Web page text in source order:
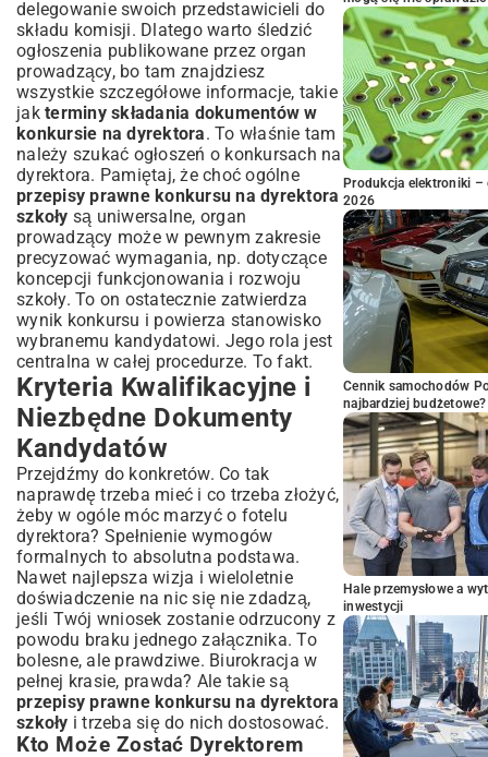
delegowanie swoich przedstawicieli do
składu komisji. Dlatego warto śledzić
ogłoszenia publikowane przez organ
prowadzący, bo tam znajdziesz
wszystkie szczegółowe informacje, takie
jak terminy składania dokumentów w
konkursie na dyrektora. To właśnie tam
należy szukać ogłoszeń o konkursach na
dyrektora. Pamiętaj, że choć ogólne
przepisy prawne konkursu na dyrektora
szkoły są uniwersalne, organ
prowadzący może w pewnym zakresie
precyzować wymagania, np. dotyczące
koncepcji funkcjonowania i rozwoju
szkoły. To on ostatecznie zatwierdza
wynik konkursu i powierza stanowisko
wybranemu kandydatowi. Jego rola jest
centralna w całej procedurze. To fakt.
Kryteria Kwalifikacyjne i
Niezbędne Dokumenty
Kandydatów
Przejdźmy do konkretów. Co tak
naprawdę trzeba mieć i co trzeba złożyć,
żeby w ogóle móc marzyć o fotelu
dyrektora? Spełnienie wymogów
formalnych to absolutna podstawa.
Nawet najlepsza wizja i wieloletnie
doświadczenie na nic się nie zdadzą,
jeśli Twój wniosek zostanie odrzucony z
powodu braku jednego załącznika. To
bolesne, ale prawdziwe. Biurokracja w
pełnej krasie, prawda? Ale takie są
przepisy prawne konkursu na dyrektora
szkoły i trzeba się do nich dostosować.
Kto Może Zostać Dyrektorem
Produkcja elektroniki –
2026
Cennik samochodów
najbardziej budżetowe?
Hale przemysłowe a
inwestycji